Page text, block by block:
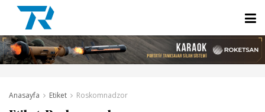
Anasayfa Etiket Roskomnadzor